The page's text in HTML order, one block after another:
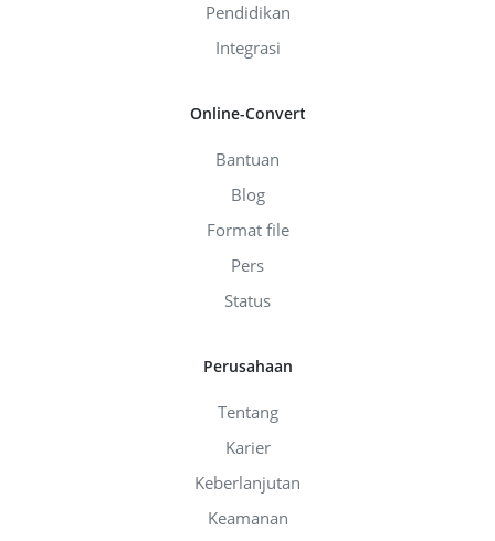
Pendidikan
Integrasi
Online-Convert
Bantuan
Blog
Format file
Pers
Status
Perusahaan
Tentang
Karier
Keberlanjutan
Keamanan